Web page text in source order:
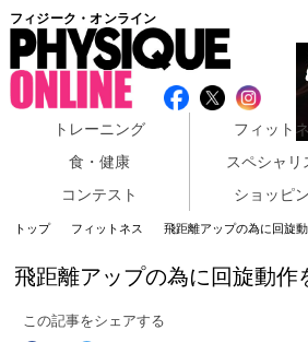
フィジーク・オンライン
トレーニング
フィット
食・健康
スペシャリ
コンテスト
ショッピ
トップ フィットネス 飛距離アップの為に回旋
飛距離アップの為に回旋動作
この記事をシェアする